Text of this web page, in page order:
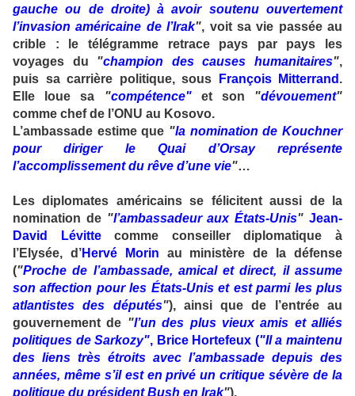
gauche ou de droite) à avoir soutenu ouvertement
l’invasion américaine de l’Irak", voit sa vie passée au
crible : le télégramme retrace pays par pays les
voyages du "champion des causes humanitaires",
puis sa carrière politique, sous
François Mitterrand .
Elle loue sa "compétence"et son "dévouement"
comme chef de l’ONU au Kosovo.
L’ambassade estime que "la nomination de Kouchner
pour diriger le Quai d’Orsay représente
l’accomplissement du rêve d’une vie"…
Les diplomates américains se félicitent aussi de la
nomination de "l’ambassadeur aux États-Unis" Jean-
David Lévittecomme conseiller diplomatique à
l’Elysée, d’Hervé Morin au ministère de la défense
("Proche de l’ambassade, amical et direct, il assume
son affection pour les États-Unis et est parmi les plus
atlantistes des députés"), ainsi que de l’entrée au
gouvernement de "l’un des plus vieux amis et alliés
politiques de Sarkozy", Brice Hortefeux ("Il a maintenu
des liens très étroits avec l’ambassade depuis des
années, même s’il est en privé un critique sévère de la
politique du président Bush en Irak").